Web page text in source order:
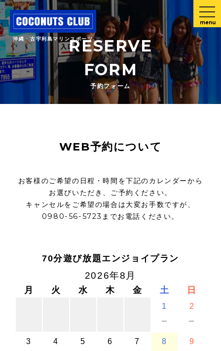
沖縄・古宇利島マリンスポーツ
menu
RESERVE
FORM
予約フォーム
WEB予約について
お客様のご希望の日程・時間を下記のカレンダーから
お選びいただき、ご予約ください。
キャンセルをご希望の場合は大変お手数ですが、
0980-56-5723までお電話ください。
70分遊び放題エンジョイプラン
2026年8月
月 火 水 木 金 土 日
1
－
2
－
3 4 5 6 7 8 9